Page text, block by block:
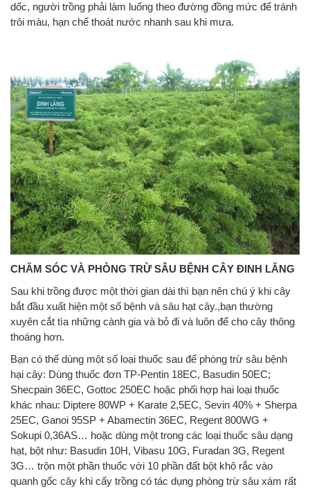
dốc, người trồng phải làm luống theo đường đồng mức để tránh
trôi màu, hạn chế thoát nước nhanh sau khi mưa.
CHĂM SÓC VÀ PHÒNG TRỪ SÂU BỆNH CÂY ĐINH LĂNG
Sau khi trồng được một thời gian dài thì bạn nên chú ý khi cây
bắt đầu xuất hiện một số bệnh và sâu hạt cây.,bạn thường
xuyên cắt tìa những cành gia và bỏ đi và luôn để cho cây thông
thoáng hơn.
Bạn có thể dùng một số loại thuốc sau để phòng trừ sâu bệnh
hại cây: Dùng thuốc đơn TP-Pentin 18EC, Basudin 50EC;
Shecpain 36EC, Gottoc 250EC hoặc phối hợp hai loại thuốc
khác nhau: Diptere 80WP + Karate 2,5EC, Sevin 40% + Sherpa
25EC, Ganoi 95SP + Abamectin 36EC, Regent 800WG +
Sokupi 0,36AS… hoặc dùng một trong các loại thuốc sâu dạng
hạt, bột như: Basudin 10H, Vibasu 10G, Furadan 3G, Regent
3G… trộn một phần thuốc với 10 phần đất bột khô rắc vào
quanh gốc cây khi cấy trồng có tác dụng phòng trừ sâu xám rất